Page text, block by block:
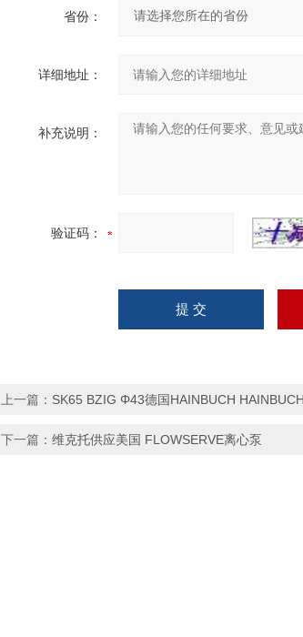
省份：
详细地址：
补充说明：
验证码：
上一篇： SK65 BZIG Φ43德国HAINBUCH
下一篇： 维克托供应美国 FLOWSERVE离心泵